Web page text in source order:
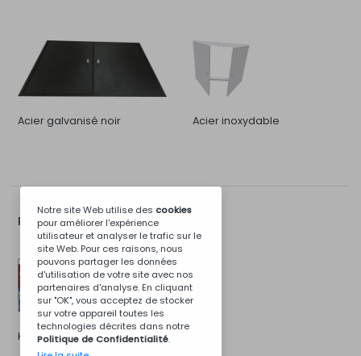
Acier galvanisé noir Acier inoxydable
Plus d'Options...
Kit d'installation
Notre site Web utilise des cookies
pour améliorer l'expérience
utilisateur et analyser le trafic sur le
site Web. Pour ces raisons, nous
pouvons partager les données
d'utilisation de votre site avec nos
partenaires d'analyse. En cliquant
sur "OK", vous acceptez de stocker
sur votre appareil toutes les
technologies décrites dans notre
Politique de Confidentialité.